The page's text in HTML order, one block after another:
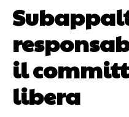
il
libera